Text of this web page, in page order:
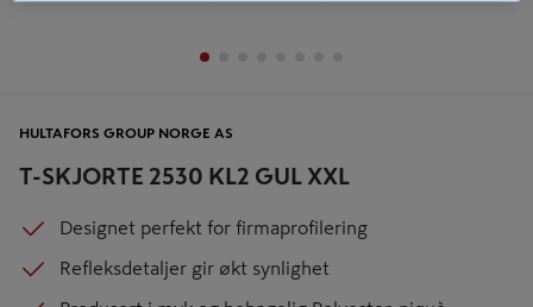
T-SKJORTE 2530 KL2 GUL XXL
HULTAFORS GROUP NORGE AS
Designet perfekt for firmaprofilering
Refleksdetaljer gir økt synlighet